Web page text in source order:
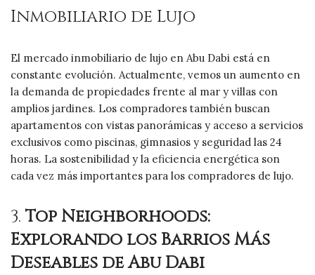
Inmobiliario de Lujo
El mercado inmobiliario de lujo en Abu Dabi está en
constante evolución. Actualmente, vemos un aumento en
la demanda de propiedades frente al mar y villas con
amplios jardines. Los compradores también buscan
apartamentos con vistas panorámicas y acceso a servicios
exclusivos como piscinas, gimnasios y seguridad las 24
horas. La sostenibilidad y la eficiencia energética son
cada vez más importantes para los compradores de lujo.
3. Top Neighborhoods:
Explorando los Barrios Más
Deseables de Abu Dabi